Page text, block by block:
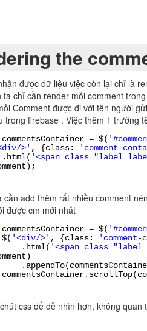
the
được dữ liệu việc còn lại chỉ là
chỉ cần render mỗi comment
Comment được đi với tên người
trong firebase . Việc thêm 1 trường
commentsContainer = $(
>' , {class:
'comment-
.html( '<span class="label
cần add thêm rất nhiều comment
được cm mới nhất
commentsContainer = $(
$( '<div/>' , {class:
.html( '<span class="label
css để dễ nhìn hơn, không